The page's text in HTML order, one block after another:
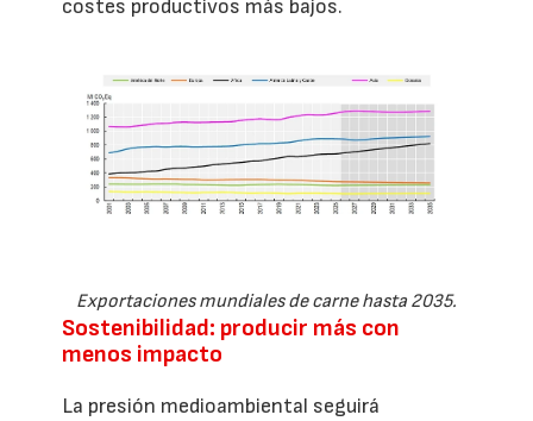
costes productivos más bajos.
Exportaciones mundiales de carne hasta 2035.
Sostenibilidad: producir más con
menos impacto
La presión medioambiental seguirá